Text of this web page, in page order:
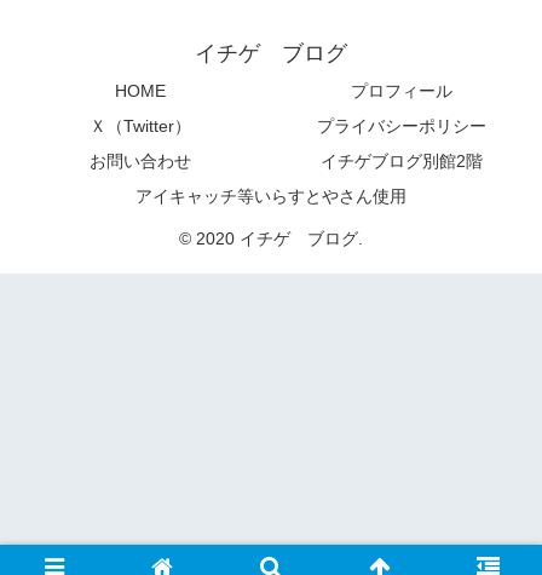
イチゲ ブログ
HOME
プロフィール
Ｘ（Twitter）
プライバシーポリシー
お問い合わせ
イチゲブログ別館2階
アイキャッチ等いらすとやさん使用
© 2020 イチゲ ブログ.